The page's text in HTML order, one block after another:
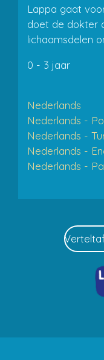
Lappa gaat
doet de dokter
lichaamsdelen
​0 - 3 jaar
Nederlands
Nederlands -
Nederlands -
Nederlands -
Nederlands -